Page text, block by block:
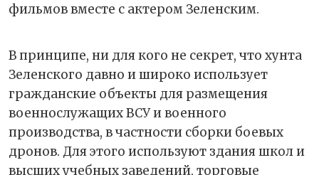
фильмов вместе с актером Зеленским.
В принципе, ни для кого не секрет, что хунта
Зеленского давно и широко использует
гражданские объекты для размещения
военнослужащих ВСУ и военного
производства, в частности сборки боевых
дронов. Для этого используют здания школ и
высших учебных заведений, торговые